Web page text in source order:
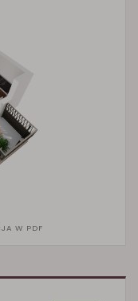
W PDF